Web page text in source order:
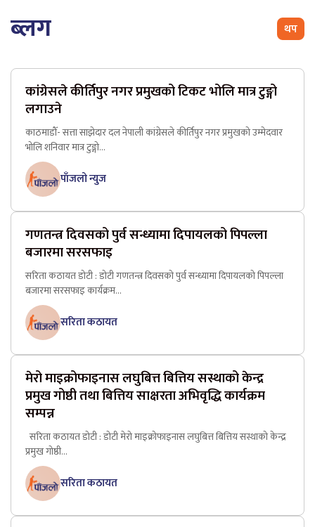
ब्लग थप
कांग्रेसले कीर्तिपुर नगर प्रमुखको टिकट भोलि मात्र टुङ्गो
लगाउने
काठमाडौँ- सत्ता साझेदार दल नेपाली कांग्रेसले कीर्तिपुर नगर प्रमुखको उम्मेदवार
भोलि शनिवार मात्र टुङ्गो...
पाँजलो न्युज
गणतन्त्र दिवसको पुर्व सन्ध्यामा दिपायलको पिपल्ला
बजारमा सरसफाइ
सरिता कठायत डोटी : डोटी गणतन्त्र दिवसकाे पुर्व सन्ध्यामा दिपायलको पिपल्ला
बजारमा सरसफाइ कार्यक्रम...
सरिता कठायत
मेरो माइक्रोफाइनास लघुबित्त बित्तिय सस्थाको केन्द्र
प्रमुख गोष्ठी तथा बित्तिय साक्षरता अभिवृद्धि कार्यक्रम
सम्पन्न
सरिता कठायत डोटी : डोटी मेरो माइक्रोफाइनास लघुबित्त बित्तिय सस्थाको केन्द्र
प्रमुख गोष्ठी...
सरिता कठायत